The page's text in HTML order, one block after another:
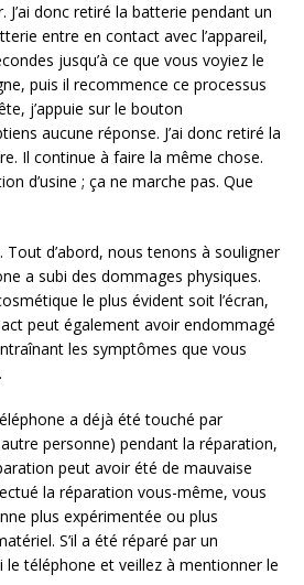
J’ai donc retiré la batterie pendant un
entre en contact avec l’appareil,
jusqu’à ce que vous voyiez le
puis il recommence ce processus
j’appuie sur le bouton
aucune réponse. J’ai donc retiré la
Il continue à faire la même chose.
d’usine ; ça ne marche pas. Que
d’abord, nous tenons à souligner
a subi des dommages physiques.
le plus évident soit l’écran,
peut également avoir endommagé
les symptômes que vous
a déjà été touché par
personne) pendant la réparation,
peut avoir été de mauvaise
la réparation vous-même, vous
plus expérimentée ou plus
S’il a été réparé par un
le téléphone et veillez à mentionner le